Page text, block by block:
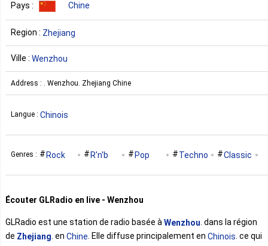
Pays : Chine
Region : Zhejiang
Ville : Wenzhou
Address : . Wenzhou. Zhejiang Chine
Langue : Chinois
Genres : Rock R'n'b Pop Techno Classic
Écouter GLRadio en live - Wenzhou
GLRadio est une station de radio basée à Wenzhou . dans la région
de Zhejiang. en Chine. Elle diffuse principalement en Chinois. ce qui